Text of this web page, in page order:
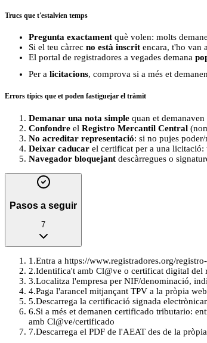
Trucs que t'estalvien temps
Pregunta exactament què volen: molts
Si el teu càrrec no està inscrit encara, t'ho van
El portal de registradores a vegades demana
Per a licitacions, comprova si a més et
Errors típics que et poden fastiguejar el tràmit
Demanar una nota simple quan et demanaven
Confondre el Registro Mercantil Central
No acreditar representació: si no pujes
Deixar caducar el certificat per a una licitació:
Navegador bloquejant descàrregues o
Pasos a seguir
7
1 .Entra a https://www.registradores.org/
2.Identifica't amb Cl@ve o certificat digital del
3.Localitza l'empresa per NIF/denominació,
4.Paga l'arancel mitjançant TPV a la pròpia
5.Descarrega la certificació signada
6.Si a més et demanen certificado tributario:
amb Cl@ve/certificado
7.Descarrega el PDF de l'AEAT des de la